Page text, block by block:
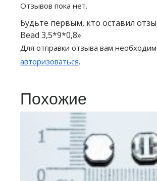
Отзывов пока нет.
Будьте первым, кто оставил
Bead 3,5*9*0,8»
Для отправки отзыва вам
авторизоваться.
Похожие